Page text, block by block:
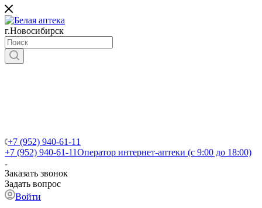
г.Новосибирск
+7 (952) 940-61-11
+7 (952) 940-61-11Оператор интернет-аптеки (с 9:00 до 18:00)
Заказать звонок
Задать вопрос
Войти